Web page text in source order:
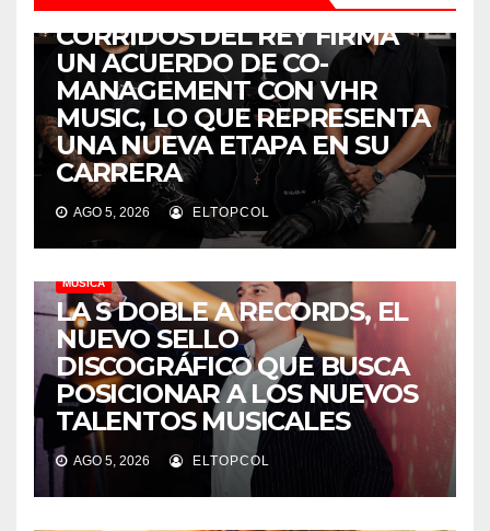
CORRIDOS DEL REY FIRMA
UN ACUERDO DE CO-
MANAGEMENT CON VHR
MUSIC, LO QUE REPRESENTA
UNA NUEVA ETAPA EN SU
CARRERA
AGO 5, 2026 ELTOPCOL
MÚSICA
LA S DOBLE A RECORDS, EL
NUEVO SELLO
DISCOGRÁFICO QUE BUSCA
POSICIONAR A LOS NUEVOS
TALENTOS MUSICALES
AGO 5, 2026 ELTOPCOL